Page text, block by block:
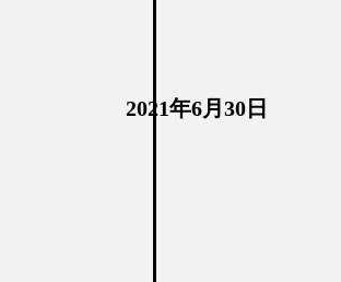
2021年6月30日